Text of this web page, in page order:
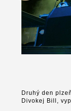
Druhý den
Divokej Bill,